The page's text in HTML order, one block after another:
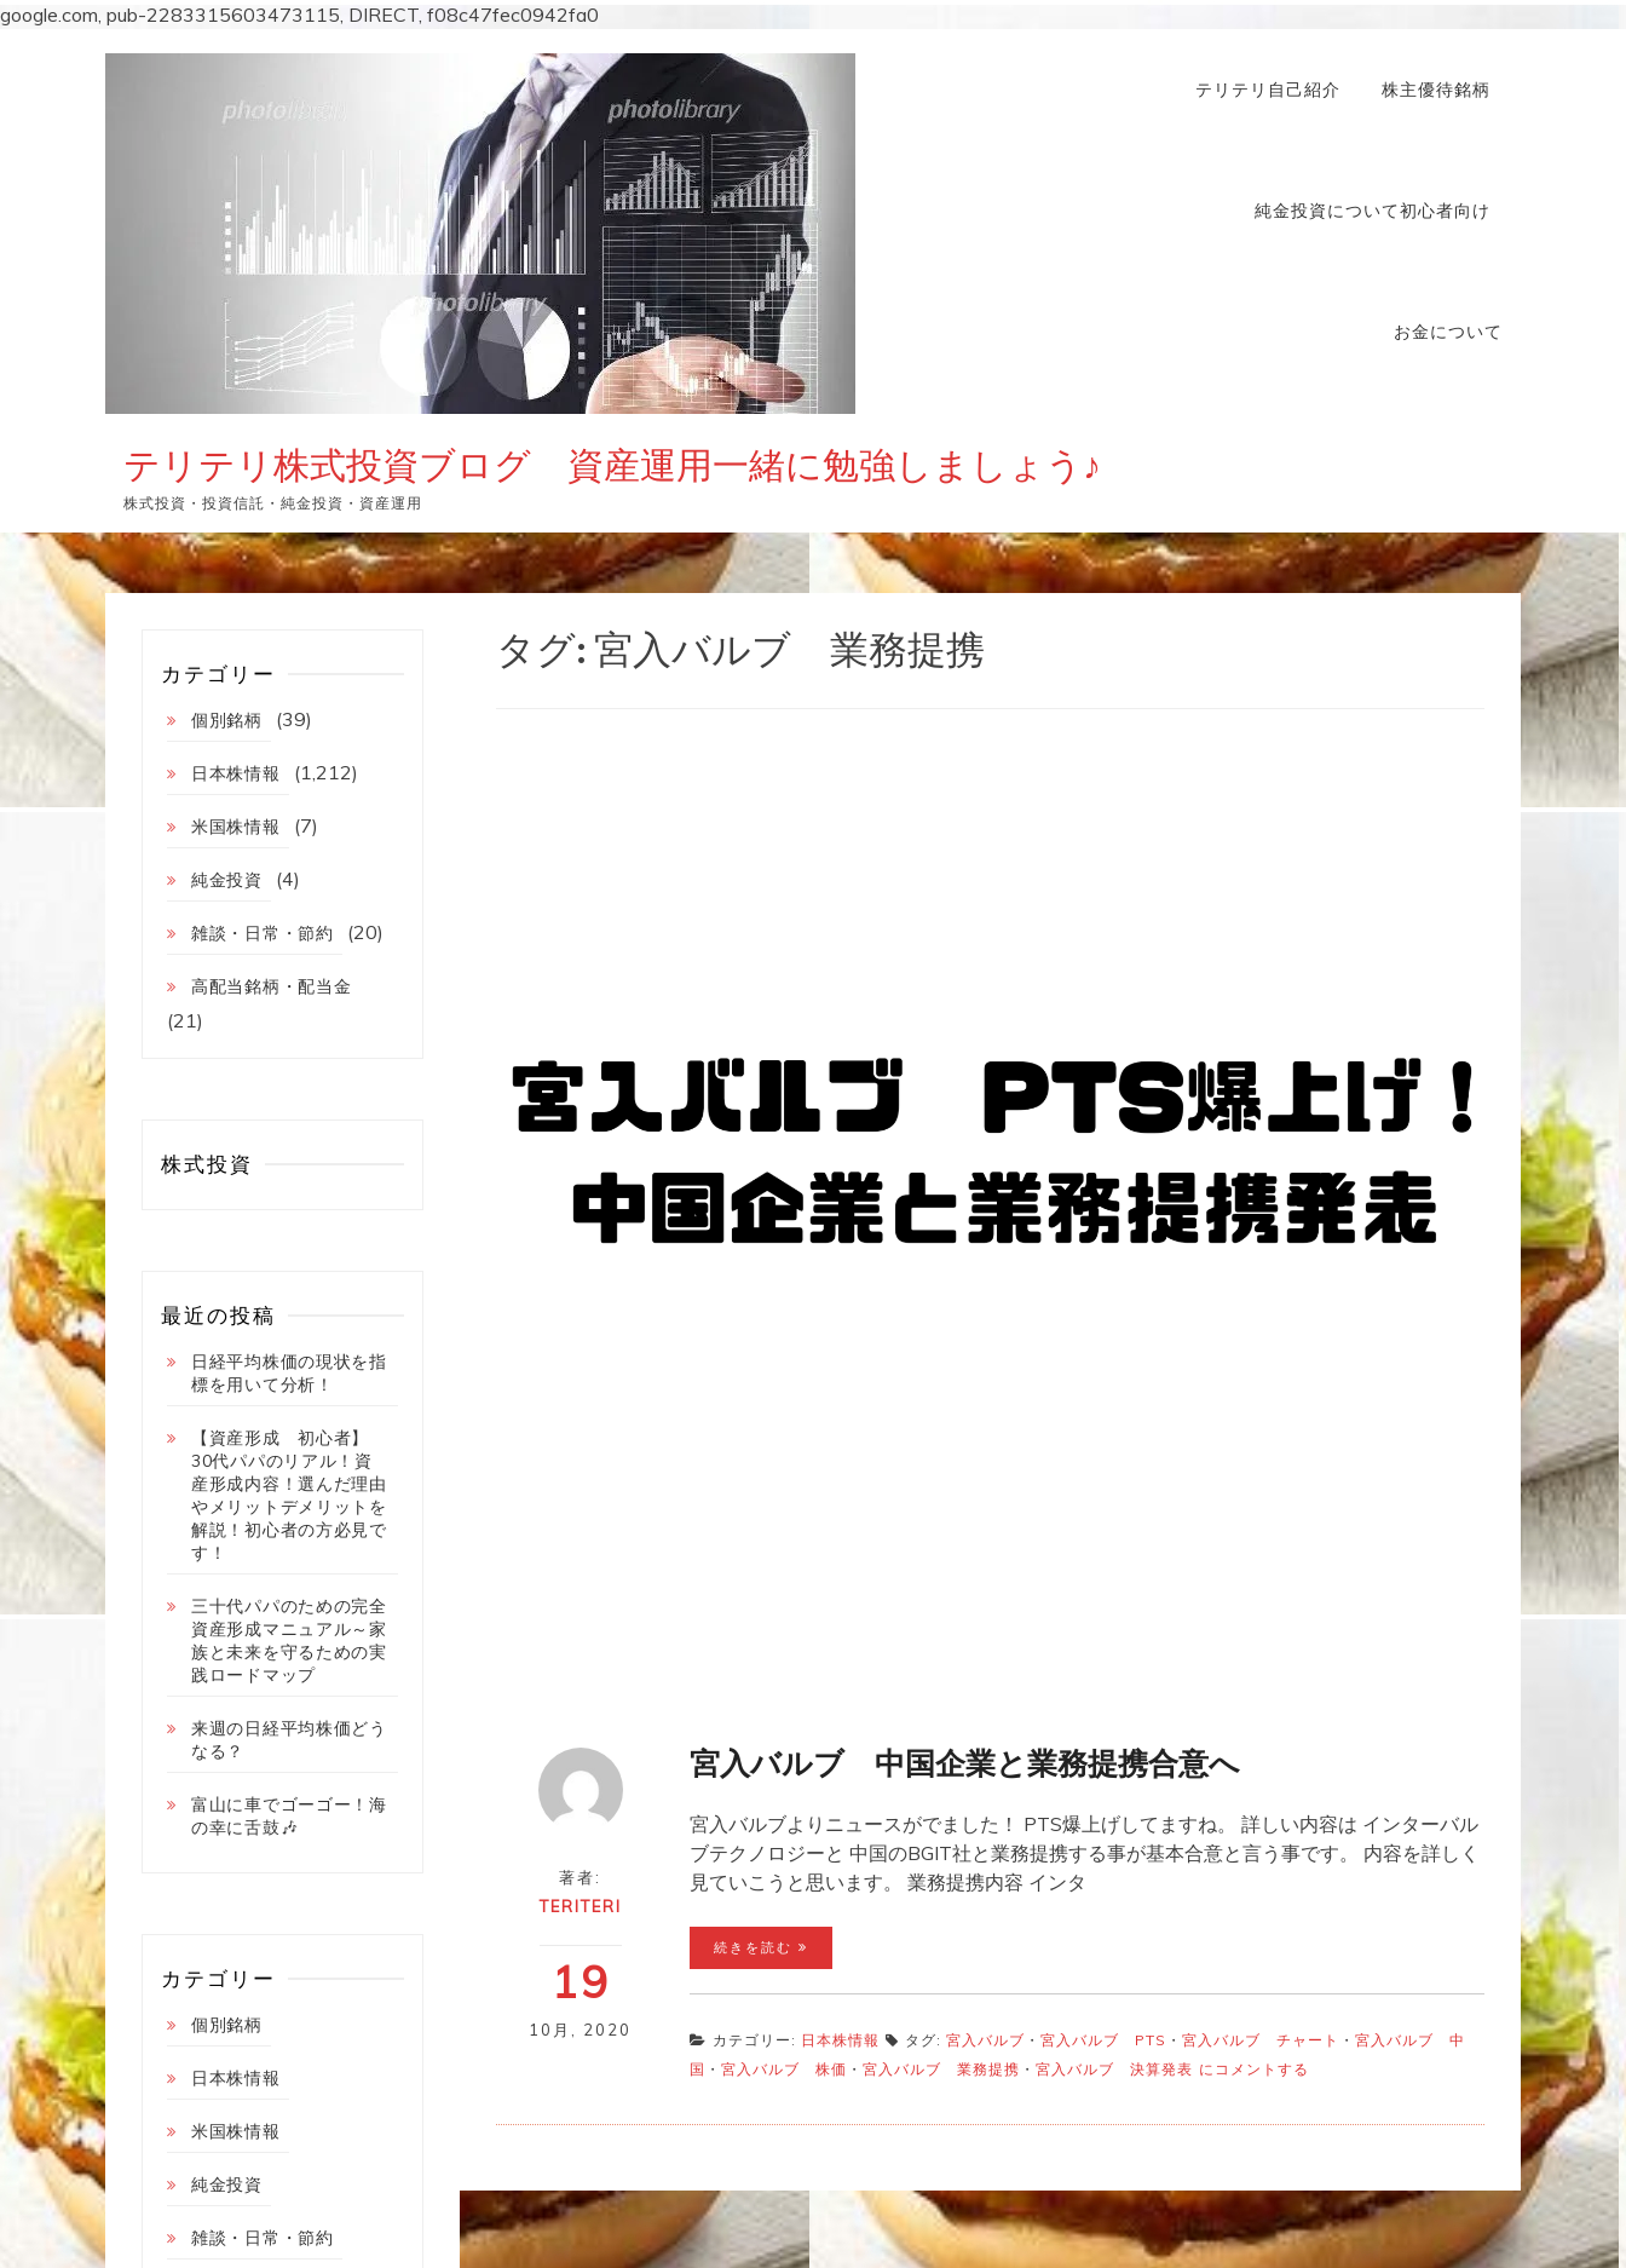
google.com, pub-2283315603473115, DIRECT, f08c47fec0942fa0
テリテリ株式投資ブログ 資産運用一緒に勉強しましょう♪
株式投資・投資信託・純金投資・資産運用
テリテリ自己紹介 株主優待銘柄
純金投資について初心者向け
お金について
タグ: 宮入バルブ 業務提携
著者:
TERITERI
19
10月 2020
宮入バルブ 中国企業と業務提携合意へ
宮入バルブよりニュースがでました！ PTS爆上げしてますね。 詳しい内容は インターバル
ブテクノロジーと 中国のBGIT社と業務提携する事が基本合意と言う事です。 内容を詳しく
見ていこうと思います。 業務提携内容 インタ
続きを読む
カテゴリー: 日本株情報 タグ: 宮入バルブ ・ 宮入バルブ PTS ・ 宮入バルブ チャート ・ 宮入バルブ 中
国 ・ 宮入バルブ 株価 ・ 宮入バルブ 業務提携 ・ 宮入バルブ 決算発表 宮
ル
国
企
業
にコメントする
カテゴリー
個別銘柄 (39)
日本株情報 (1,212)
米国株情報 (7)
純金投資 (4)
雑談・日常・節約 (20)
高配当銘柄・配当金
(21)
株式投資
最近の投稿
日経平均株価の現状を指
標を用いて分析！
【資産形成 初心者】
30代パパのリアル！資
産形成内容！選んだ理由
やメリットデメリットを
解説！初心者の方必見で
す！
三十代パパのための完全
資産形成マニュアル～家
族と未来を守るための実
践ロードマップ
来週の日経平均株価どう
なる？
富山に車でゴーゴー！海
の幸に舌鼓🎶
カテゴリー
個別銘柄
日本株情報
米国株情報
純金投資
雑談・日常・節約